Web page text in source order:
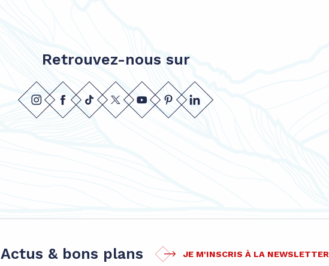
Retrouvez-nous sur
Actus & bons plans JE M'INSCRIS À LA NEWSLETTER